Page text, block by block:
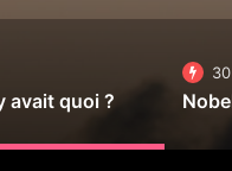
avait quoi ?